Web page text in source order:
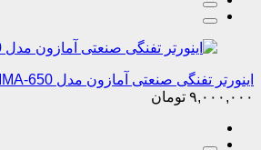
اینورتر تفنگی صنعتی آمازون مدل MMA-650
۹,۰۰۰,۰۰۰ تومان